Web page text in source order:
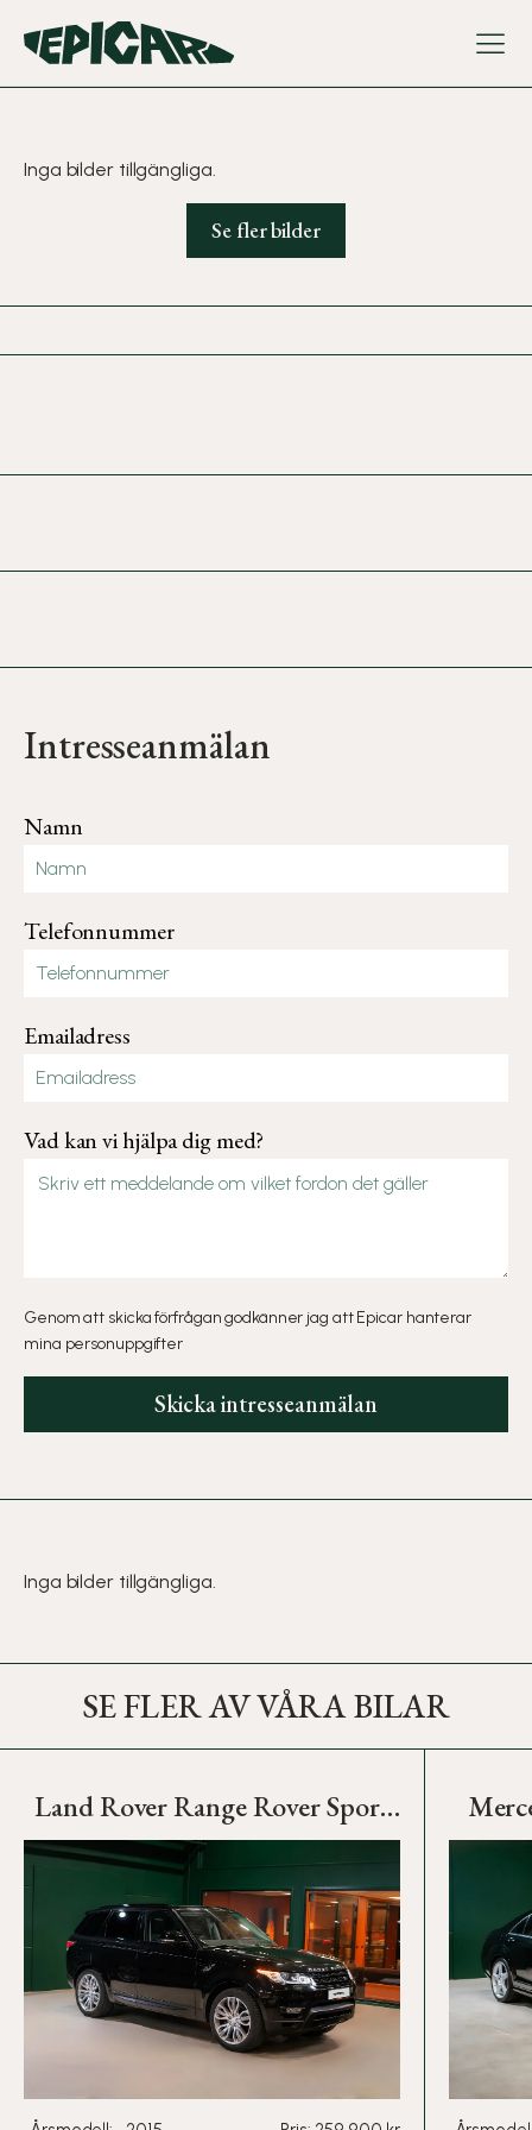
Epicars logo som tar dig till startsidan
Inga bilder tillgängliga.
Se fler bilder
Intresseanmälan
Namn
Telefonnummer
Emailadress
Vad kan vi hjälpa dig med?
Genom att skicka förfrågan godkänner jag att Epicar hanterar
mina personuppgifter
Inga bilder tillgängliga.
SE FLER AV VÅRA BILAR
Land Rover Range Rover Sport
3.0 TDV6 HSE 4WD / Pano /
Meridian® / Drag